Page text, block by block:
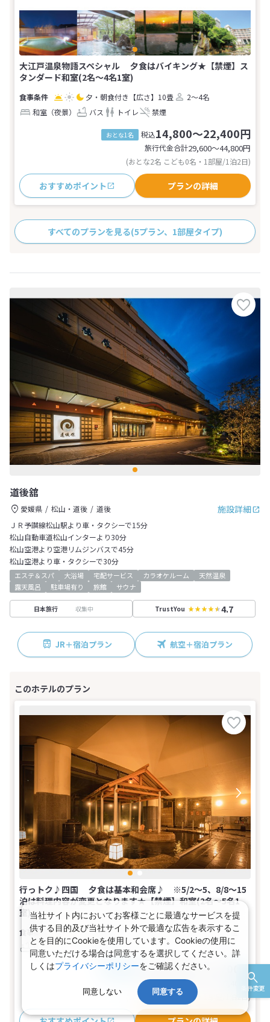
条件変更
大江戸温泉物語スペシャル 夕食はバイキング★【禁煙】ス
タンダード和室(2名～4名1室)
夕・朝食付き 【広さ】10畳
2～4名
和室（夜景）
バス トイレ 禁煙
おとな1名 税込14,800～22,400円
旅行代金合計29,600〜44,800円
(おとな2名 こども0名・1部屋/1泊2日)
おすすめポイント プランの詳細
すべてのプランを見る(5プラン、1部屋タイプ)
道後舘
施設詳細
愛媛県 松山・道後
道後
ＪＲ予讃線松山駅より車・タクシーで15分
松山自動車道松山インターより30分
松山空港より空港リムジンバスで45分
松山空港より車・タクシーで30分
エステ＆スパ 大浴場 宅配サービス カラオケルーム
天然温泉
露天風呂
駐車場有り 旅館 サウナ
日本旅行 収集中 TrustYou 4.7
JR＋宿泊プラン 航空＋宿泊プラン
行っトク♪四国 夕食は基本和会席♪ ※5/2～5、8/8～15
泊は料理内容が変更となります★【禁煙】和室(2名～5名1
室)
夕・朝食付き【広さ】10畳 2～5名
和室
バス
トイレ 禁煙
おとな1名 税込28,700～47,700円
旅行代金合計57,400〜95,400 円
(おとな2名 こども0名・1部屋/1泊2日)
当社サイト内においてお客様ごとに最適なサービスを提
供する目的及び当社サイト外で最適な広告を表示するこ
とを目的にCookieを使用しています。Cookieの使用に
同意いただける場合は同意するを選択してください。詳
しくはプライバシーポリシーをご確認ください。
同意しない 同意する